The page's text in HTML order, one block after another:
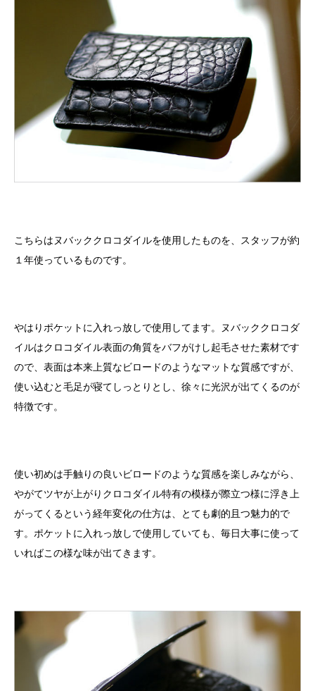
こちらはヌバッククロコダイルを使用したものを、スタッフが約
１年使っているものです。
やはりポケットに入れっ放しで使用してます。ヌバッククロコダ
イルはクロコダイル表面の角質をバフがけし起毛させた素材です
ので、表面は本来上質なビロードのようなマットな質感ですが、
使い込むと毛足が寝てしっとりとし、徐々に光沢が出てくるのが
特徴です。
使い初めは手触りの良いビロードのような質感を楽しみながら、
やがてツヤが上がりクロコダイル特有の模様が際立つ様に浮き上
がってくるという経年変化の仕方は、とても劇的且つ魅力的で
す。ポケットに入れっ放しで使用していても、毎日大事に使って
いればこの様な味が出てきます。